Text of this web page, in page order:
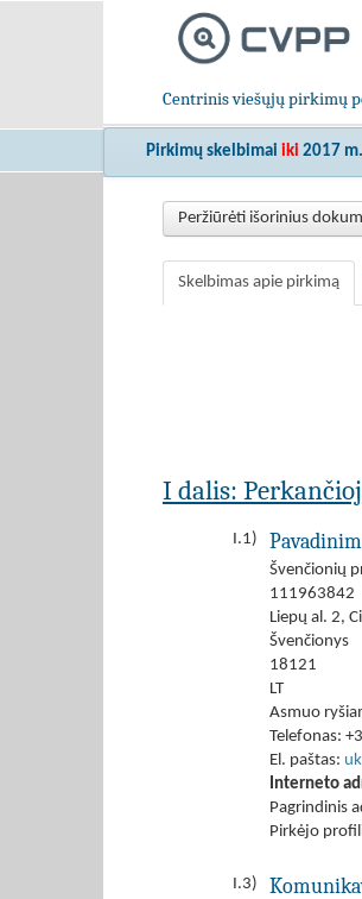
Centrinis viešųjų pirkimų
Pirkimų skelbimai iki 2017
Peržiūrėti išorinius
Skelbimas apie pirkimą
I dalis:
I.1)
Švenčionių
111963842
Liepų al. 2,
Švenčionys
18121
LT
Asmuo
Telefonas:
El. paštas:
Interneto
Pagrindinis
Pirkėjo
I.3)